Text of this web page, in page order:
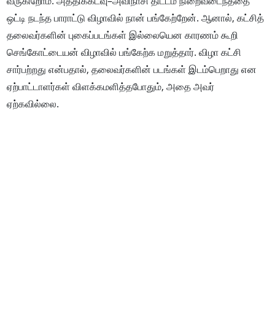
ஒட்டி நடந்த பாராட்டு விழாவில் நான் பங்கேற்றேன். ஆனால், கட்சித்
தலைவர்களின் புகைப்படங்கள் இல்லையென காரணம் கூறி
செங்கோட்டையன் விழாவில் பங்கேற்க மறுத்தார். விழா கட்சி
சார்பற்றது என்பதால், தலைவர்களின் படங்கள் இடம்பெறாது என
ஏற்பாட்டாளர்கள் விளக்கமளித்தபோதும், அதை அவர்
ஏற்கவில்லை.